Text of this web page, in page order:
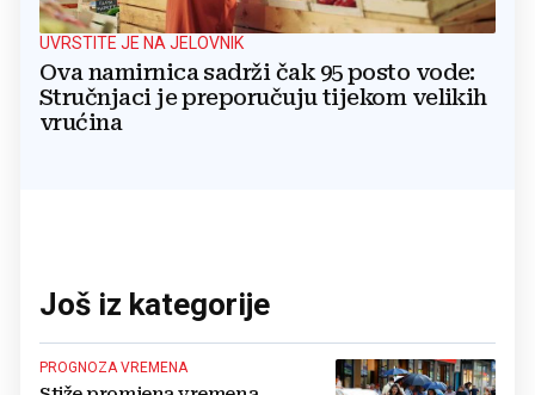
UVRSTITE JE NA JELOVNIK
Ova namirnica sadrži čak 95 posto vode:
Stručnjaci je preporučuju tijekom velikih
vrućina
Još iz kategorije
PROGNOZA VREMENA